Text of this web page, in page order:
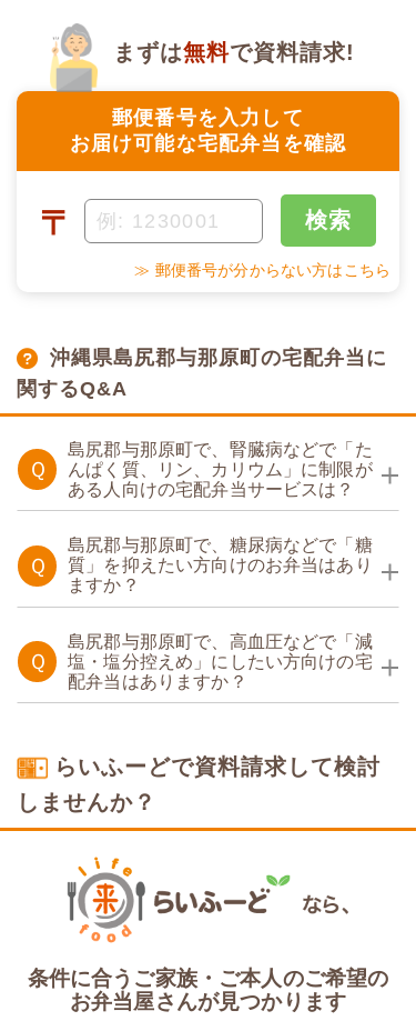
郵便番号を入力して
お届け可能な宅配弁当を確認
まずは無料で資料請求!
〒 検索
≫ 郵便番号が分からない方はこちら
沖縄県島尻郡与那原町の宅配弁当に
関するQ&A
Ｑ
島尻郡与那原町で、腎臓病などで「た
んぱく質、リン、カリウム」に制限が
ある人向けの宅配弁当サービスは？
Ｑ
島尻郡与那原町で、糖尿病などで「糖
質」を抑えたい方向けのお弁当はあり
ますか？
Ｑ
島尻郡与那原町で、高血圧などで「減
塩・塩分控えめ」にしたい方向けの宅
配弁当はありますか？
らいふーどで資料請求して検討
しませんか？
条件に合うご家族・ご本人のご希望の
お弁当屋さんが見つかります